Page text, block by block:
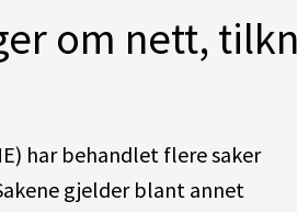
om nett,
har behandlet flere saker
gjelder blant annet